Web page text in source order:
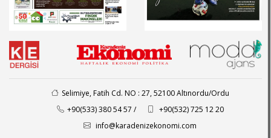
Selimiye, Fatih Cd. NO : 27, 52100 Altınordu/Ordu
+90(533) 380 54 57 /
+90(532) 725 12 20
info@karadenizekonomi.com